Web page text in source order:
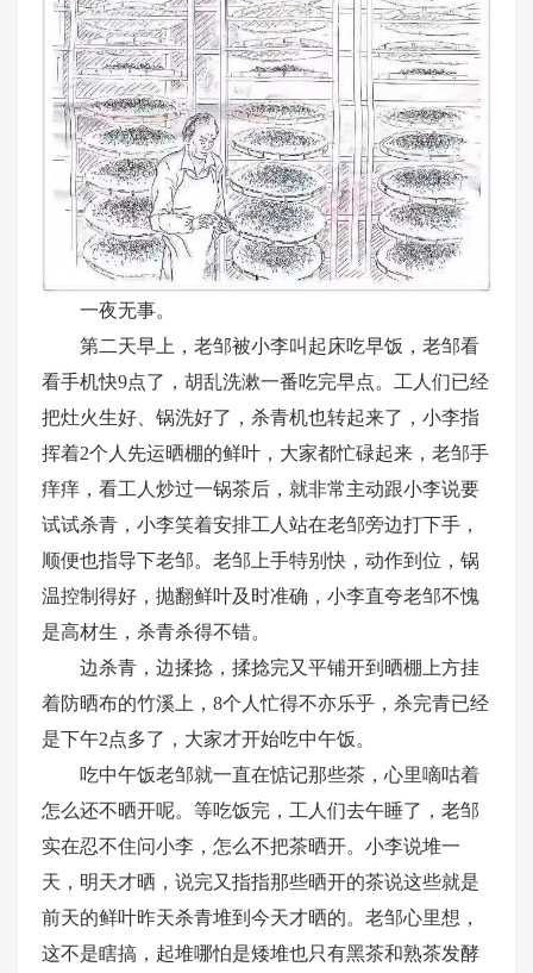
一夜无事。
第二天早上，老邹被小李叫起床吃早饭，老邹看
看手机快9点了，胡乱洗漱一番吃完早点。工人们已经
把灶火生好、锅洗好了，杀青机也转起来了，小李指
挥着2个人先运晒棚的鲜叶，大家都忙碌起来，老邹手
痒痒，看工人炒过一锅茶后，就非常主动跟小李说要
试试杀青，小李笑着安排工人站在老邹旁边打下手，
顺便也指导下老邹。老邹上手特别快，动作到位，锅
温控制得好，抛翻鲜叶及时准确，小李直夸老邹不愧
是高材生，杀青杀得不错。
边杀青，边揉捻，揉捻完又平铺开到晒棚上方挂
着防晒布的竹溪上， 8个人忙得不亦乐乎，杀完青已经
是下午2点多了，大家才开始吃中午饭。
吃中午饭老邹就一直在惦记那些茶，心里嘀咕着
怎么还不晒开呢。等吃饭完，工人们去午睡了，老邹
实在忍不住问小李，怎么不把茶晒开。小李说堆一
天，明天才晒，说完又指指那些晒开的茶说这些就是
前天的鲜叶昨天杀青堆到今天才晒的。老邹心里想，
这不是瞎搞，起堆哪怕是矮堆也只有黑茶和熟茶发酵